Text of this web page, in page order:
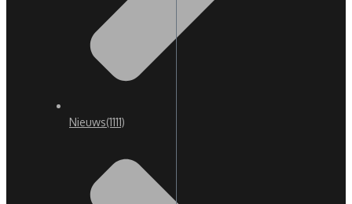
Nieuws(1111)